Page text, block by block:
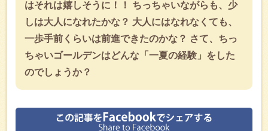
はそれは嬉しそうに！！ ちっちゃいながらも、少
しは大人になれたかな？ 大人にはなれなくても、
一歩手前くらいは前進できたのかな？ さて、ちっ
ちゃいゴールデンはどんな「一夏の経験」をした
のでしょうか？